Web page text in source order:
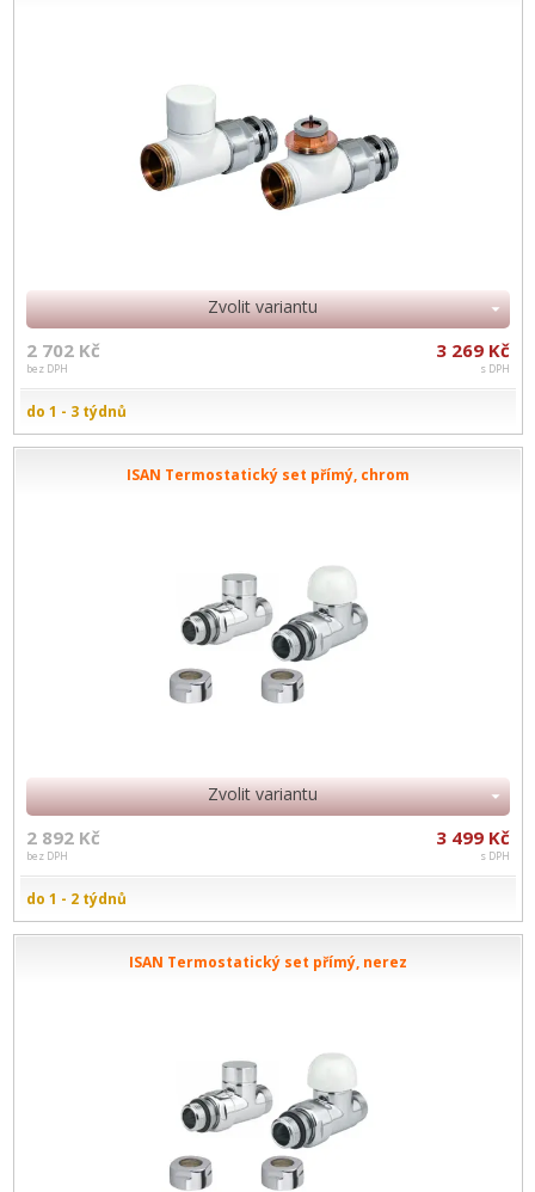
Zvolit variantu
2 702 Kč
bez DPH
3 269 Kč
s DPH
do 1 - 3 týdnů
ISAN Termostatický set přímý, chrom
Zvolit variantu
2 892 Kč
bez DPH
3 499 Kč
s DPH
do 1 - 2 týdnů
ISAN Termostatický set přímý, nerez